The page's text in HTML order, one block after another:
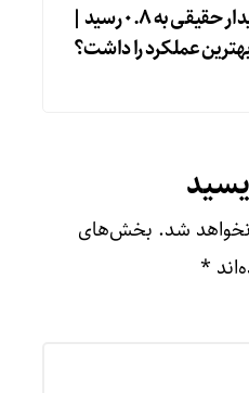
قدرت خریدار حقیقی به ۰.۸ رسید |
عملکرد را داشت؟
شد. بخش‌های
*